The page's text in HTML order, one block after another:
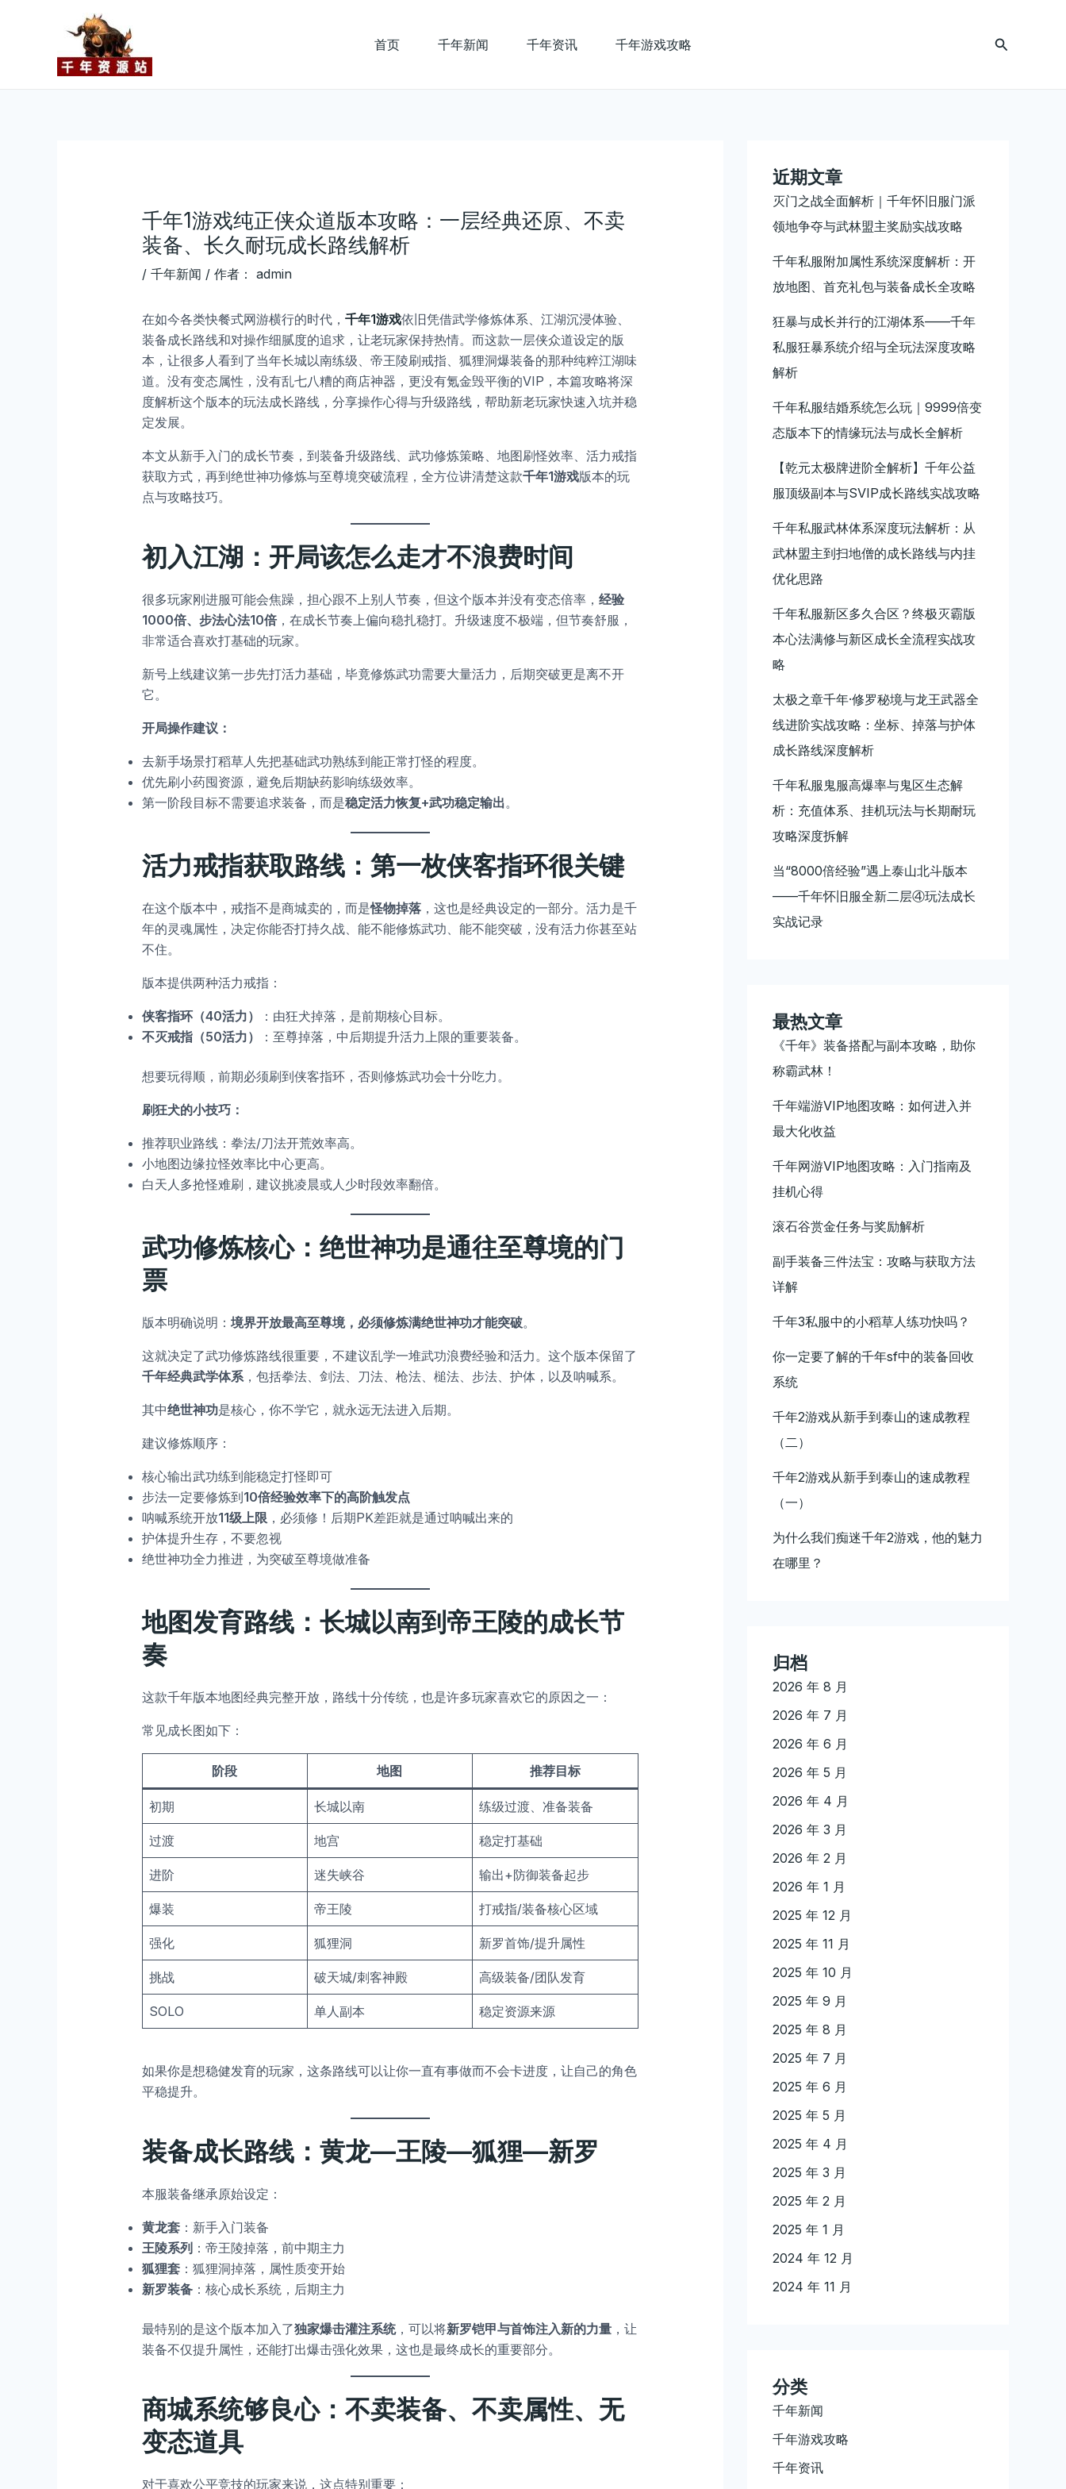
首页 千年新闻 千年资讯 千年游戏攻略
搜
千年1游戏纯正侠众道版本攻略：一层经典还原、不卖
装备、长久耐玩成长路线解析
/ 千年新闻 / 作者： admin
在如今各类快餐式网游横行的时代， 千年1游戏依旧凭借武学修炼体系、江湖沉浸体验、
装备成长路线和对操作细腻度的追求，让老玩家保持热情。而这款一层侠众道设定的版
本，让很多人看到了当年长城以南练级、帝王陵刷戒指、狐狸洞爆装备的那种纯粹江湖味
道。没有变态属性，没有乱七八糟的商店神器，更没有氪金毁平衡的VIP，本篇攻略将深
度解析这个版本的玩法成长路线，分享操作心得与升级路线，帮助新老玩家快速入坑并稳
定发展。
本文从新手入门的成长节奏，到装备升级路线、武功修炼策略、地图刷怪效率、活力戒指
获取方式，再到绝世神功修炼与至尊境突破流程，全方位讲清楚这款千年1游戏版本的玩
点与攻略技巧。
初入江湖：开局该怎么走才不浪费时间
很多玩家刚进服可能会焦躁，担心跟不上别人节奏，但这个版本并没有变态倍率， 经验
1000倍、步法心法10倍，在成长节奏上偏向稳扎稳打。升级速度不极端，但节奏舒服，
非常适合喜欢打基础的玩家。
新号上线建议第一步先打活力基础，毕竟修炼武功需要大量活力，后期突破更是离不开
它。
开局操作建议：
去新手场景打稻草人先把基础武功熟练到能正常打怪的程度。
优先刷小药囤资源，避免后期缺药影响练级效率。
第一阶段目标不需要追求装备，而是稳定活力恢复+武功稳定输出。
活力戒指获取路线：第一枚侠客指环很关键
在这个版本中，戒指不是商城卖的，而是怪物掉落，这也是经典设定的一部分。活力是千
年的灵魂属性，决定你能否打持久战、能不能修炼武功、能不能突破，没有活力你甚至站
不住。
版本提供两种活力戒指：
侠客指环（40活力）
：由狂犬掉落，是前期核心目标。
不灭戒指（50活力）
：至尊掉落，中后期提升活力上限的重要装备。
想要玩得顺，前期必须刷到侠客指环，否则修炼武功会十分吃力。
刷狂犬的小技巧：
推荐职业路线：拳法/刀法开荒效率高。
小地图边缘拉怪效率比中心更高。
白天人多抢怪难刷，建议挑凌晨或人少时段效率翻倍。
武功修炼核心：绝世神功是通往至尊境的门
票
版本明确说明： 境界开放最高至尊境，必须修炼满绝世神功才能突破。
这就决定了武功修炼路线很重要，不建议乱学一堆武功浪费经验和活力。这个版本保留了
千年经典武学体系，包括拳法、剑法、刀法、枪法、槌法、步法、护体，以及呐喊系。
其中绝世神功是核心，你不学它，就永远无法进入后期。
建议修炼顺序：
核心输出武功练到能稳定打怪即可
步法一定要修炼到10倍经验效率下的高阶触发点
呐喊系统开放11级上限，必须修！后期PK差距就是通过呐喊出来的
护体提升生存，不要忽视
绝世神功全力推进，为突破至尊境做准备
地图发育路线：长城以南到帝王陵的成长节
奏
这款千年版本地图经典完整开放，路线十分传统，也是许多玩家喜欢它的原因之一：
常见成长图如下：
阶段 地图 推荐目标
初期 长城以南 练级过渡、准备装备
过渡 地宫 稳定打基础
进阶 迷失峡谷 输出+防御装备起步
爆装 帝王陵 打戒指/装备核心区域
强化 狐狸洞 新罗首饰/提升属性
挑战 破天城/刺客神殿 高级装备/团队发育
SOLO 单人副本 稳定资源来源
如果你是想稳健发育的玩家，这条路线可以让你一直有事做而不会卡进度，让自己的角色
平稳提升。
装备成长路线：黄龙—王陵—狐狸—新罗
本服装备继承原始设定：
黄龙套：新手入门装备
王陵系列 ：帝王陵掉落，前中期主力
狐狸套：狐狸洞掉落，属性质变开始
新罗装备：核心成长系统，后期主力
最特别的是这个版本加入了独家爆击灌注系统，可以将新罗铠甲与首饰注入新的力量，让
装备不仅提升属性，还能打出爆击强化效果，这也是最终成长的重要部分。
商城系统够良心：不卖装备、不卖属性、无
变态道具
对于喜欢公平竞技的玩家来说，这点特别重要：
navigation
近期文章
灭门之战全面解析｜千年怀旧服门派
领地争夺与武林盟主奖励实战攻略
千年私服附加属性系统深度解析：开
放地图、首充礼包与装备成长全攻略
狂暴与成长并行的江湖体系——千年
私服狂暴系统介绍与全玩法深度攻略
解析
千年私服结婚系统怎么玩｜9999倍变
态版本下的情缘玩法与成长全解析
【乾元太极牌进阶全解析】千年公益
服顶级副本与SVIP成长路线实战攻略
千年私服武林体系深度玩法解析：从
武林盟主到扫地僧的成长路线与内挂
优化思路
千年私服新区多久合区？终极灭霸版
本心法满修与新区成长全流程实战攻
略
太极之章千年·修罗秘境与龙王武器全
线进阶实战攻略：坐标、掉落与护体
成长路线深度解析
千年私服鬼服高爆率与鬼区生态解
析：充值体系、挂机玩法与长期耐玩
攻略深度拆解
当“8000倍经验”遇上泰山北斗版本
——千年怀旧服全新二层④玩法成长
实战记录
最热文章
《千年》装备搭配与副本攻略，助你
称霸武林！
千年端游VIP地图攻略：如何进入并
最大化收益
千年网游VIP地图攻略：入门指南及
挂机心得
滚石谷赏金任务与奖励解析
副手装备三件法宝：攻略与获取方法
详解
千年3私服中的小稻草人练功快吗？
你一定要了解的千年sf中的装备回收
系统
千年2游戏从新手到泰山的速成教程
（二）
千年2游戏从新手到泰山的速成教程
（一）
为什么我们痴迷千年2游戏，他的魅力
在哪里？
归档
2026 年 8 月
2026 年 7 月
2026 年 6 月
2026 年 5 月
2026 年 4 月
2026 年 3 月
2026 年 2 月
2026 年 1 月
2025 年 12 月
2025 年 11 月
2025 年 10 月
2025 年 9 月
2025 年 8 月
2025 年 7 月
2025 年 6 月
2025 年 5 月
2025 年 4 月
2025 年 3 月
2025 年 2 月
2025 年 1 月
2024 年 12 月
2024 年 11 月
分类
千年新闻
千年游戏攻略
千年资讯